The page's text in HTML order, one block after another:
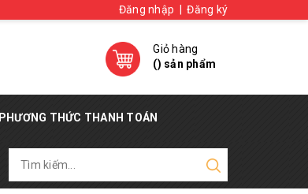
Đăng nhập Đăng ký
Giỏ hàng
() sản phẩm
PHƯƠNG THỨC THANH TOÁN